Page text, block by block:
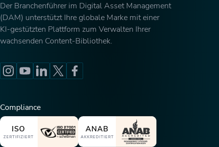
Der Branchenführer im Digital Asset Management
(DAM) unterstützt Ihre globale Marke mit einer
KI-gestützten Plattform zum Verwalten Ihrer
wachsenden Content-Bibliothek.
Compliance
ISO
ZERTIFIZIERT
ANAB
AKKREDITIERT